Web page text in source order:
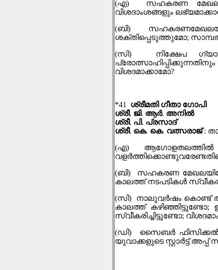
(എ) സഹകരണ
വിശദാംശങ്ങളും
(ബി)
ശക്തിപ്പെടുത്തുമോ;
(സി) നിക്ഷേപ
വിശദമാക്കാമോ?
*41 ശ്രീമതി ഗീതാ ഗോപി
ശ്രീ. ജി. ആര്‍. അനില്‍
ശ്രീ. പി. പ്രസാദ്
ശ്രീ. കെ. കെ. വത്സരാജ് :
(എ) ആഗോളതലത്തില്‍
(ബി) സഹകരണ
കാലത്ത് നടപടികൾ
(സി) നാലുവർഷം കൊണ്ട്
കാലത്ത് കഴിഞ്ഞിട്ടുണ്ടോ;
സ്വീകരിച്ചിട്ടുണ്ടോ;
(ഡി) സൈബര്‍ ഫിസിക്കല്‍
യുവാക്കളുടെ സ്റ്റാര്‍ട്ട്